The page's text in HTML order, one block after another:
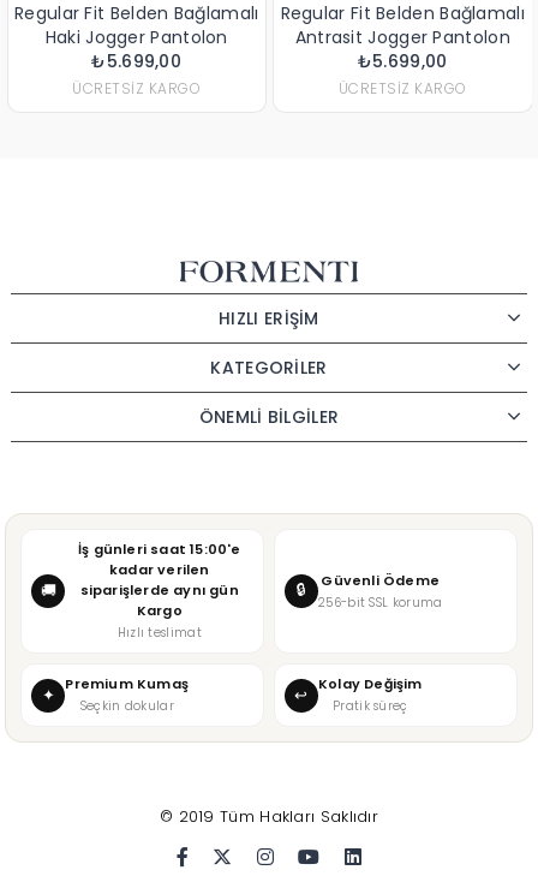
Fit Belden Bağlamalı
Jogger Pantolon
₺5.699,00
ÜCRETSIZ KARGO
Regular Fit Belden Bağlamalı
Antrasit Jogger Pantolon
₺5.699,00
ÜCRETSIZ KARGO
Koyu
HIZLI ERİŞİM
KATEGORİLER
ÖNEMLİ BİLGİLER
🚚
İş günleri saat 15:00'e
kadar verilen
siparişlerde aynı gün
Kargo
Hızlı teslimat
🔒 Güvenli Ödeme
256-bit SSL koruma
✦ Premium Kumaş
Seçkin dokular ↩ Kolay Değişim
Pratik süreç
© 2019 Tüm Hakları Saklıdır